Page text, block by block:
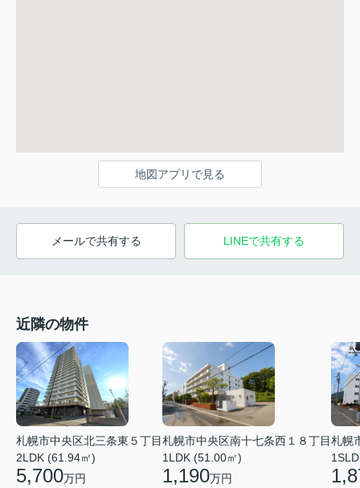
地図アプリで見る
メールで共有する LINEで共有する
近隣の物件
札幌市中央区北三条東５丁目
2LDK (61.94㎡)
5,700万円
札幌市中央区南十七条西１８丁目
1LDK (51.00㎡)
1,190万円
札幌